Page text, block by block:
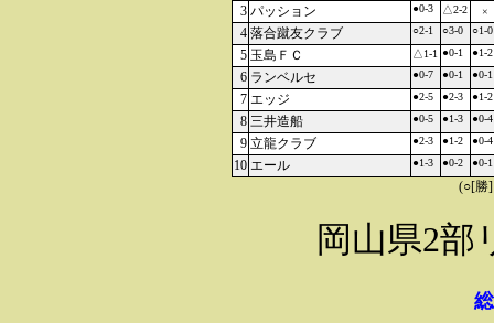
3 パッション ●0-3 △2-2 ×
4 落合蹴友クラブ ○2-1 ○3-0 ○1-0
5 玉島ＦＣ △1-1 ●0-1 ●1-2
6 ランベルセ ●0-7 ●0-1 ●0-1
7 エッジ ●2-5 ●2-3 ●1-2
8 三井造船 ●0-5 ●1-3 ●0-4
9 立龍クラブ ●2-3 ●1-2 ●0-4
10 エール ●1-3 ●0-2 ●0-1
(○[勝
岡山県2部